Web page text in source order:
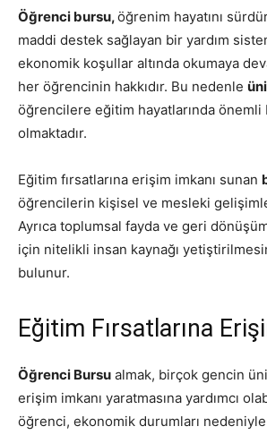
Öğrenci bursu,öğrenim hayatını
maddi destek sağlayan bir yardım
ekonomik koşullar altında okumaya
her öğrencinin hakkıdır. Bu nedenle
öğrencilere eğitim hayatlarında
olmaktadır.
Eğitim fırsatlarına erişim imkanı sunan
öğrencilerin kişisel ve mesleki
Ayrıca toplumsal fayda ve geri
için nitelikli insan kaynağı
bulunur.
Eğitim Fırsatlarına
Öğrenci Bursu almak, birçok gencin
erişim imkanı yaratmasına yardımcı
öğrenci, ekonomik durumları